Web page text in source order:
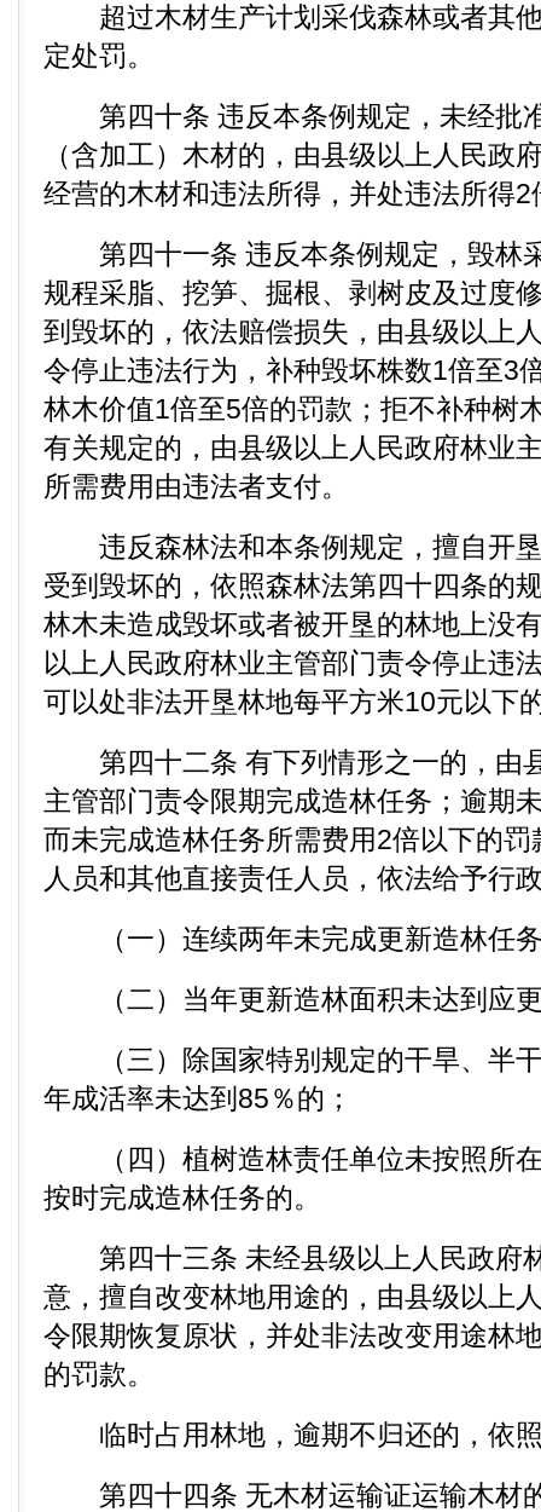
超过木材生产计划采伐森林或者其他
定处罚。
第四十条 违反本条例规定，未经批
（含加工）木材的，由县级以上人民政
经营的木材和违法所得，并处违法所得
第四十一条 违反本条例规定，毁林
规程采脂、挖笋、掘根、剥树皮及过度
到毁坏的，依法赔偿损失，由县级以上
令停止违法行为，补种毁坏株数1倍至3
林木价值1倍至5倍的罚款；拒不补种树
有关规定的，由县级以上人民政府林业
所需费用由违法者支付。
违反森林法和本条例规定，擅自开垦
受到毁坏的，依照森林法第四十四条的
林木未造成毁坏或者被开垦的林地上没
以上人民政府林业主管部门责令停止违
可以处非法开垦林地每平方米10元以下
第四十二条 有下列情形之一的，由
主管部门责令限期完成造林任务；逾期
而未完成造林任务所需费用2倍以下的
人员和其他直接责任人员，依法给予行
（一）连续两年未完成更新造林任
（二）当年更新造林面积未达到应
（三）除国家特别规定的干旱、半干
年成活率未达到85％的；
（四）植树造林责任单位未按照所在
按时完成造林任务的。
第四十三条 未经县级以上人民政府
意，擅自改变林地用途的，由县级以上
令限期恢复原状，并处非法改变用途林
的罚款。
临时占用林地，逾期不归还的，依
第四十四条 无木材运输证运输木材